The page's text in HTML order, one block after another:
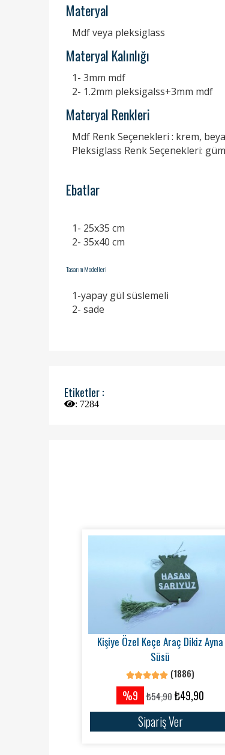
Materyal
Mdf veya pleksiglass
Materyal Kalınlığı
1- 3mm mdf
2- 1.2mm pleksigalss+3mm mdf
Materyal Renkleri
Mdf Renk Seçenekleri : krem,
Pleksiglass Renk Seçenekleri:
Ebatlar
1- 25x35 cm
2- 35x40 cm
Tasarım Modelleri
1-yapay gül süslemeli
2- sade
Etiketler :
: 7284
Kişiye Özel Keçe Araç Dikiz Ayna
Süsü
(1886)
%9 ₺54,90₺49,90
Sipariş Ver